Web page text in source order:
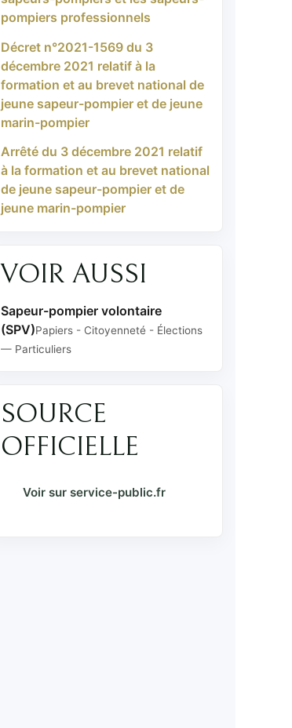
pompiers professionnels
Décret n°2021-1569 du 3
décembre 2021 relatif à la
formation et au brevet national de
jeune sapeur-pompier et de jeune
marin-pompier
Arrêté du 3 décembre 2021 relatif
à la formation et au brevet national
de jeune sapeur-pompier et de
jeune marin-pompier
VOIR AUSSI
Sapeur-pompier volontaire
(SPV)Papiers - Citoyenneté - Élections
— Particuliers
SOURCE
OFFICIELLE
Voir sur service-public.fr